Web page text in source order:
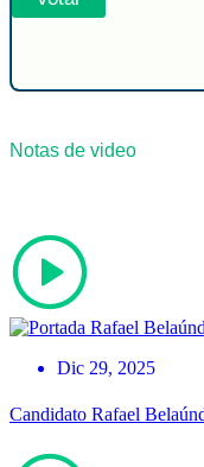
Notas de video
Dic 29, 2025
Candidato Rafael